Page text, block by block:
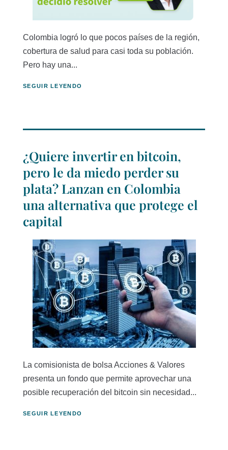
Colombia logró lo que pocos países de la región,
cobertura de salud para casi toda su población.
Pero hay una...
SEGUIR LEYENDO
¿Quiere invertir en bitcoin,
pero le da miedo perder su
plata? Lanzan en Colombia
una alternativa que protege el
capital
La comisionista de bolsa Acciones & Valores
presenta un fondo que permite aprovechar una
posible recuperación del bitcoin sin necesidad...
SEGUIR LEYENDO